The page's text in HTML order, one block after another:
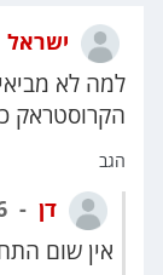
ישראל
למה לא
הקרוסטראק
הגב
דן
אין שום